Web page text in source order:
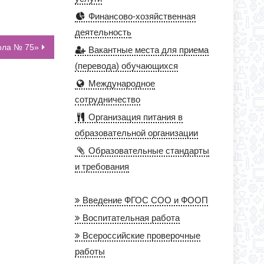
№ 75»
Финансово-хозяйственная
деятельность
Вакантные места для приема
(перевода) обучающихся
Международное
сотрудничество
Организация питания в
образовательной организации
Образовательные стандарты
и требования
Введение ФГОС СОО и ФООП
Воспитательная работа
Всероссийские проверочные
работы